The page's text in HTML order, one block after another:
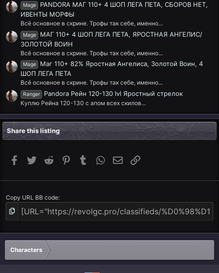
Mage
PANDORA МАГ 110+ 4 ШОП ЛЕГА ПЕТА, СБОРОВ НЕТ,
ИВЕНТЫ МОРФЫ
Всё основное в скрине. Трофы так себе, именно...
Mage
МАГ 110+ 4 ШОП ЛЕГА ПЕТА, ЯРОСТНАЯ АНГЕЛИС/
ЗОЛОТОЙ ВОИН
Всё основное в скрине. Трофы так себе, именно...
Mage
Маг 110+ 82% Яростная Ангелиса, Золотой Воин, 4
ШОП ЛЕГА ПЕТА
Всё основное в скрине. Трофы так себе, именно...
Ranger Pandora Рейн 120-130 lvl Яростный стрелок
Куплю Рейна 120-130 с апом всех скилов...
Share this listing
Facebook
TwitterReddit PinterestTumblr WhatsApp
Email Link
Copy URL BB code
Characters